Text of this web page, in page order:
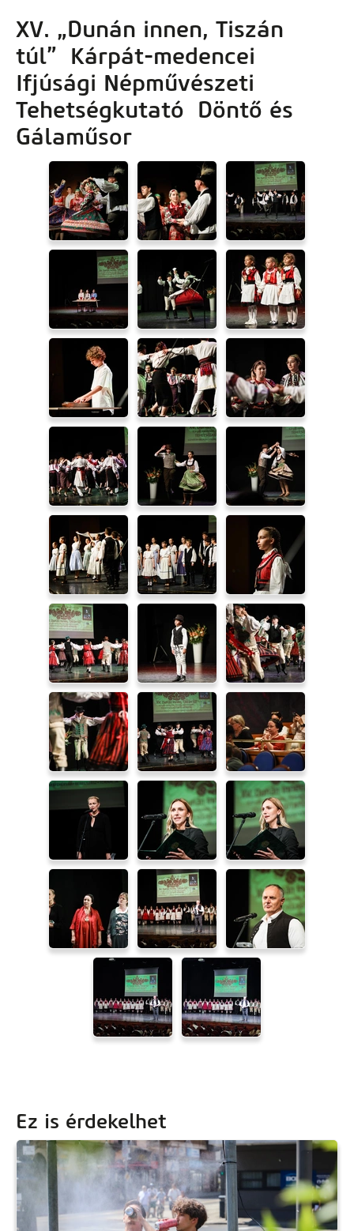
XV. „Dunán innen, Tiszán
túl” Kárpát-medencei
Ifjúsági Népművészeti
Tehetségkutató Döntő és
Gálaműsor
Ez is érdekelhet